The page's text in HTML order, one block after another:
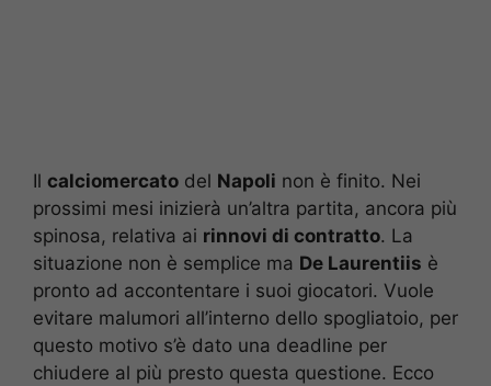
Il calciomercato del Napoli non è finito. Nei
prossimi mesi inizierà un’altra partita, ancora più
spinosa, relativa ai rinnovi di contratto. La
situazione non è semplice ma De Laurentiis è
pronto ad accontentare i suoi giocatori. Vuole
evitare malumori all’interno dello spogliatoio, per
questo motivo s’è dato una deadline per
chiudere al più presto questa questione. Ecco